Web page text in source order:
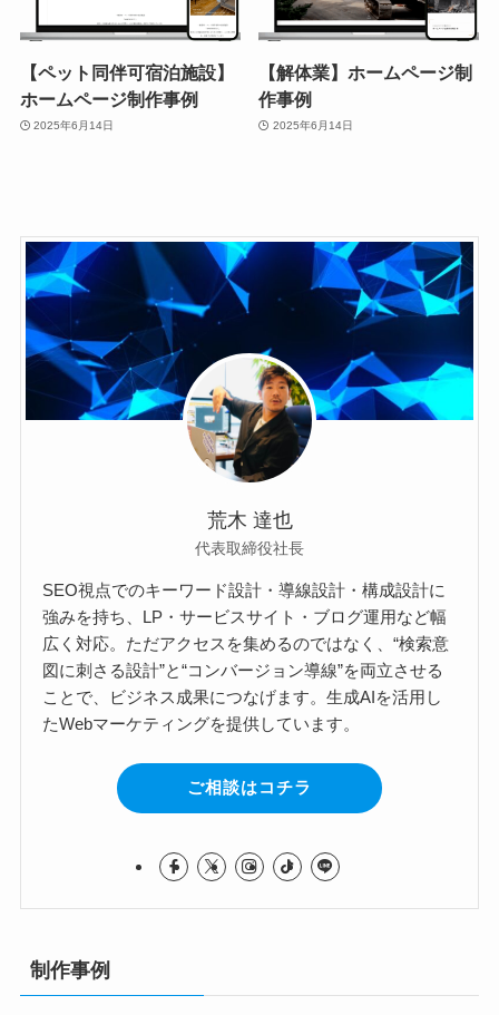
【ペット同伴可宿泊施設】
ホームページ制作事例
2025年6月14日
【解体業】ホームページ制
作事例
2025年6月14日
荒木 達也
代表取締役社長
SEO視点でのキーワード設計・導線設計・構成設計に
強みを持ち、LP・サービスサイト・ブログ運用など幅
広く対応。ただアクセスを集めるのではなく、“検索意
図に刺さる設計”と“コンバージョン導線”を両立させる
ことで、ビジネス成果につなげます。生成AIを活用し
たWebマーケティングを提供しています。
ご相談はコチラ
制作事例